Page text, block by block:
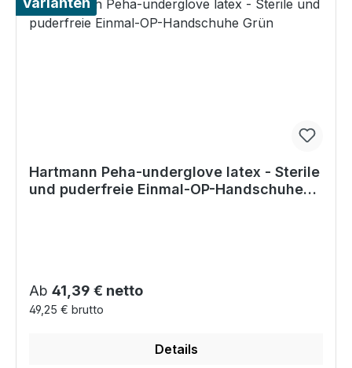
Hartmann Peha-underglove latex - Sterile
und puderfreie Einmal-OP-Handschuhe
Regulärer Preis:
Ab 41,39 € netto
49,25 € brutto
Details